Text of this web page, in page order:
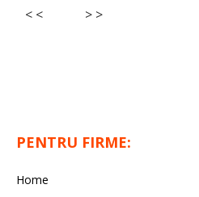
< < > >
PENTRU FIRME:
Home